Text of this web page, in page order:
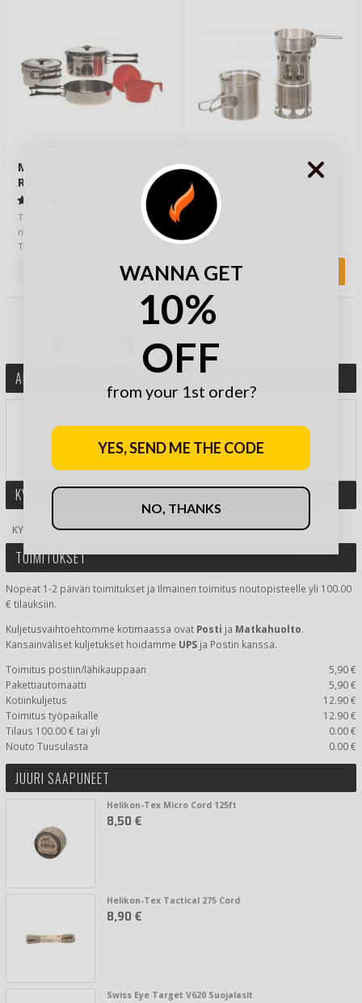
Mil-Tec Teräksinen
Retki-Kokkaussetti
Kahdelle
Tässä ruoanlaitto- eli kokkaussetti
noin kahdelle hengelle Mil-
Teciltä. Vehkeet on valmistettu
Fox Outdoor Matkaajan
Kenttäkeittiö
Ultimaattinen travellaajan
kenttäkeittiö on tässä! Pieneen
45,90 €
ARVOSTELE TÄMÄ TUOTE
KYSY LISÄÄ TUOTTEESTA
KYSY LISÄÄ TUOTTEESTA
TOIMITUKSET
Nopeat 1-2 päivän toimitukset ja Ilmainen toimitus noutopisteelle yli 100.00
€ tilauksiin.
Kuljetusvaihtoehtomme kotimaassa ovat Posti ja Matkahuolto.
Kansainväliset kuljetukset hoidamme UPS ja Postin kanssa.
Toimitus postiin/lähikauppaan
5,90 €
Pakettiautomaatti
5,90 €
Kotiinkuljetus
12.90 €
Toimitus työpaikalle
12.90 €
Tilaus 100.00 € tai yli
0.00 €
Nouto Tuusulasta
0.00 €
JUURI SAAPUNEET
Helikon-Tex Micro Cord 125ft
8,50 €
Helikon-Tex Tactical 275 Cord
8,90 €
Swiss Eye Target V620 Suojalasit
WANNA GET
10%
OFF
from your 1st order?
YES, SEND ME THE CODE
NO, THANKS